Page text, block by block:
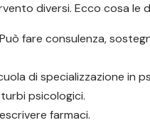
diversi. Ecco cosa le
fare consulenza,
di specializzazione in
psicologici.
farmaci.